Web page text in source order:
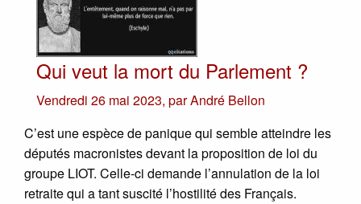
Qui veut la mort du Parlement ?
Vendredi 26 mai 2023, parAndré Bellon
C’est une espèce de panique qui semble atteindre les
députés macronistes devant la proposition de loi du
groupe LIOT. Celle-ci demande l’annulation de la loi
retraite qui a tant suscité l’hostilité des Français.